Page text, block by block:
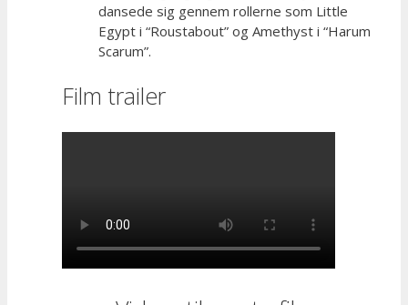
dansede sig gennem rollerne som Little
Egypt i “Roustabout” og Amethyst i “Harum
Scarum”.
Film trailer